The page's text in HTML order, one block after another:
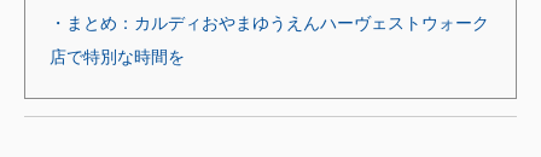
・まとめ：カルディおやまゆうえんハーヴェストウォーク
店で特別な時間を